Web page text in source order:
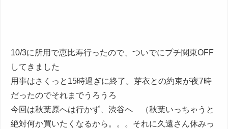
10/3に所用で恵比寿行ったので、ついでにプチ関東OFF
してきました
用事はさくっと15時過ぎに終了。芽衣との約束が夜7時
だったのでそれまでうろうろ
今回は秋葉原へは行かず、渋谷へ （秋葉いっちゃうと
絶対何か買いたくなるから。。。それに久遠さん休みっ